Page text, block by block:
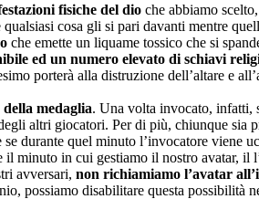
fisiche del dio che abbiamo
qualsiasi cosa gli si pari davanti mentre
che emette un liquame tossico che si
ed un numero elevato di schiavi
porterà alla distruzione dell’altare e
medaglia. Una volta invocato, infatti,
altri giocatori. Per di più, chiunque sia
se durante quel minuto l’invocatore viene
il minuto in cui gestiamo il nostro avatar,
avversari, non richiamiamo l’avatar
possiamo disabilitare questa possibilità